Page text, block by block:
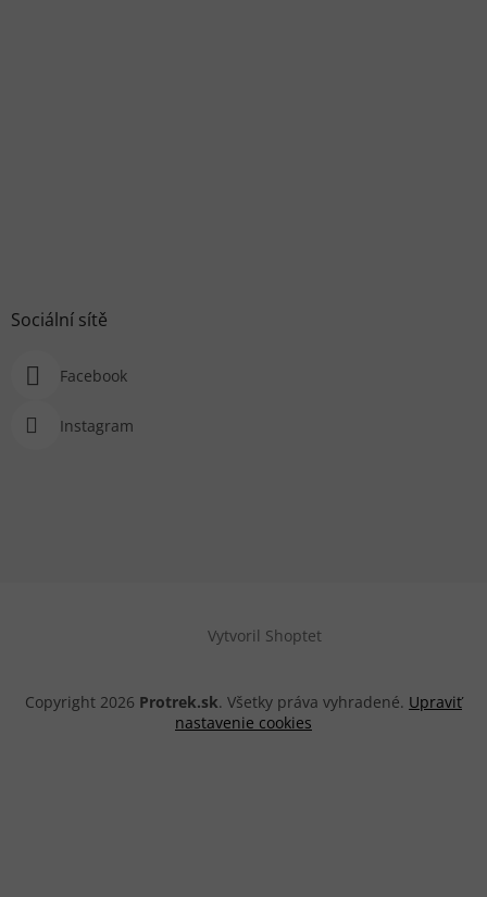
Sociální sítě
Facebook
Instagram
Vytvoril Shoptet
Copyright 2026 Protrek.sk. Všetky práva vyhradené. Upraviť
nastavenie cookies